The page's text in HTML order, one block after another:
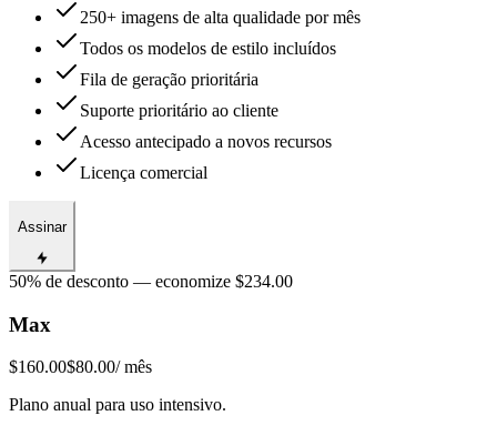
250+ imagens de alta qualidade por mês
Todos os modelos de estilo incluídos
Fila de geração prioritária
Suporte prioritário ao cliente
Acesso antecipado a novos recursos
Licença comercial
Assinar
50% de desconto — economize $234.00
Max
$160.00$80.00/ mês
Plano anual para uso intensivo.